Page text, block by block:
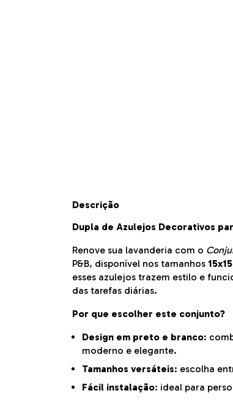
Descrição
Dupla de Azulejos Decorativos
Renove sua lavanderia com o
P&B, disponível nos tamanhos
esses azulejos trazem estilo e
das tarefas diárias.
Por que escolher este conjunto?
Design em preto e branco:
moderno e elegante.
Tamanhos versáteis: escolha
Fácil instalação: ideal para